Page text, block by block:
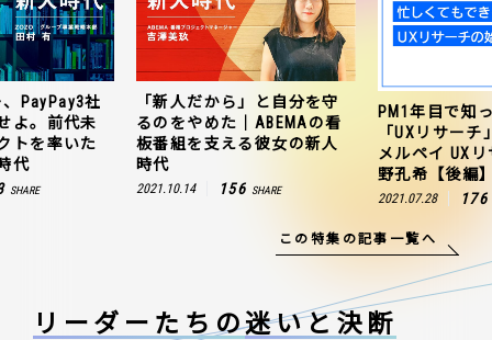
PayPay3社
よ。前代未
トを率いた
代
SHARE
「新人だから」と自分を守
るのをやめた｜ABEMAの看
板番組を支える彼女の新人
時代
2021.10.14 156 SHARE
PM1年目で知
「UXリサー
メルペイ UX
野孔希【後編
2021.07.28 176
この特集の記事一覧へ
リーダーたちの迷いと決断